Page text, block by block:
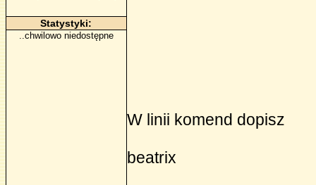
Statystyki:
..chwilowo niedostępne
W linii komend dopisz
beatrix